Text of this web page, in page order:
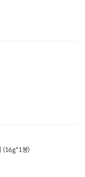
[20%쿠폰]정성구운 곱창김 (16g*1봉)